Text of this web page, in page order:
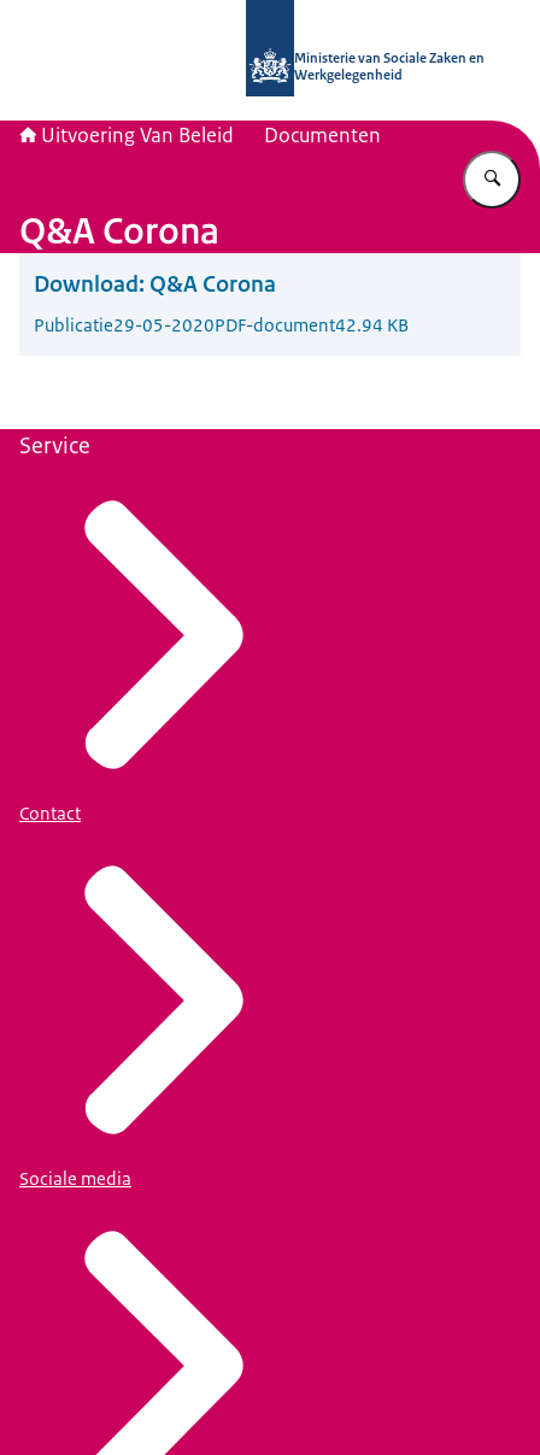
Ministerie van Sociale Zaken en
Werkgelegenheid
Uitvoering Van Beleid Documenten
Q&A Corona
Download: Q&A Corona
Publicatie29-05-2020PDF-document42.94 KB
Service
Contact
Sociale media